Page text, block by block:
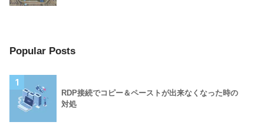
Popular Posts
1
RDP接続でコピー＆ペーストが出来なくなった時の
対処